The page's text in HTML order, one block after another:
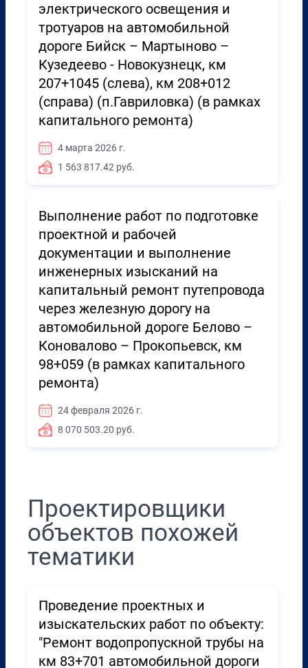
электрического освещения и
тротуаров на автомобильной
дороге Бийск – Мартыново –
Кузедеево - Новокузнецк, км
207+1045 (слева), км 208+012
(справа) (п.Гавриловка) (в рамках
капитального ремонта)
4 марта 2026 г.
1 563 817.42 руб.
Выполнение работ по подготовке
проектной и рабочей
документации и выполнение
инженерных изысканий на
капитальный ремонт путепровода
через железную дорогу на
автомобильной дороге Белово –
Коновалово – Прокопьевск, км
98+059 (в рамках капитального
ремонта)
24 февраля 2026 г.
8 070 503.20 руб.
Проектировщики
объектов похожей
тематики
Проведение проектных и
изыскательских работ по объекту:
"Ремонт водопропускной трубы на
км 83+701 автомобильной дороги